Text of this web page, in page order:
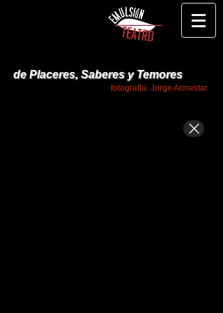
de Placeres, Saberes y Temores
fotografía: Jorge Armestar